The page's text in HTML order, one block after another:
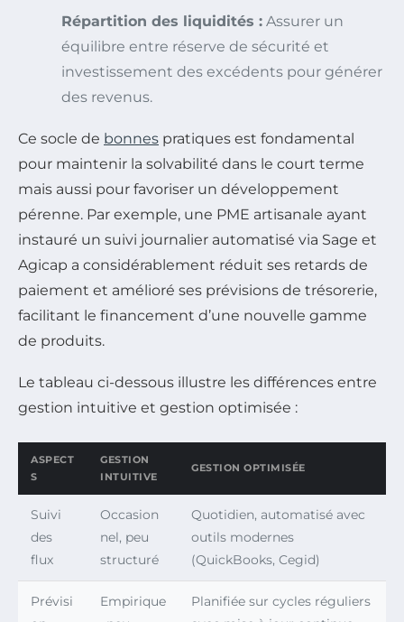
Répartition des liquidités : Assurer un
équilibre entre réserve de sécurité et
investissement des excédents pour générer
des revenus.
Ce socle de bonnes pratiques est fondamental
pour maintenir la solvabilité dans le court terme
mais aussi pour favoriser un développement
pérenne. Par exemple, une PME artisanale ayant
instauré un suivi journalier automatisé via Sage et
Agicap a considérablement réduit ses retards de
paiement et amélioré ses prévisions de trésorerie,
facilitant le financement d’une nouvelle gamme
de produits.
Le tableau ci-dessous illustre les différences entre
gestion intuitive et gestion optimisée :
ASPECT
S
GESTION
INTUITIVE
GESTION OPTIMISÉE
Suivi
des
flux
Occasion
nel, peu
structuré
Quotidien, automatisé avec
outils modernes
(QuickBooks, Cegid)
Prévisi
Empirique
Planifiée sur cycles réguliers